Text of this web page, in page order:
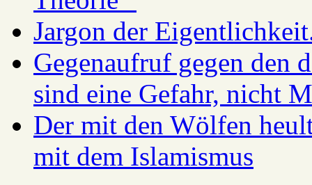
Jargon der
Gegenaufruf gegen den
sind eine Gefahr, nicht
Der mit den Wölfen
mit dem Islamismus